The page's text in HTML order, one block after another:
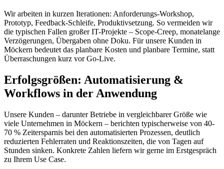
Wir arbeiten in kurzen Iterationen: Anforderungs-Workshop,
Prototyp, Feedback-Schleife, Produktivsetzung. So vermeiden wir
die typischen Fallen großer IT-Projekte – Scope-Creep, monatelange
Verzögerungen, Übergaben ohne Doku. Für unsere Kunden in
Möckern bedeutet das planbare Kosten und planbare Termine, statt
Überraschungen kurz vor Go-Live.
Erfolgsgrößen: Automatisierung &
Workflows in der Anwendung
Unsere Kunden – darunter Betriebe in vergleichbarer Größe wie
viele Unternehmen in Möckern – berichten typischerweise von 40-
70 % Zeitersparnis bei den automatisierten Prozessen, deutlich
reduzierten Fehlerraten und Reaktionszeiten, die von Tagen auf
Stunden sinken. Konkrete Zahlen liefern wir gerne im Erstgespräch
zu Ihrem Use Case.